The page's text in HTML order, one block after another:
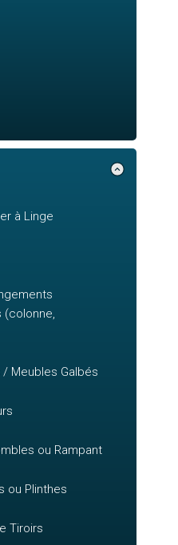
à Linge
Meubles Galbés
ou Rampant
ou Plinthes
Tiroirs